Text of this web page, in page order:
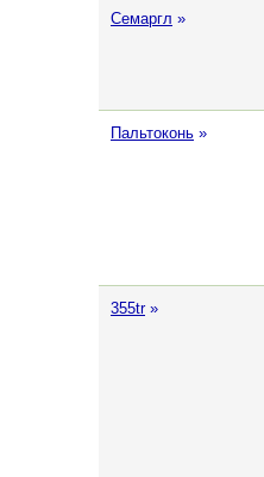
Семаргл »
Пальтоконь »
355tr »